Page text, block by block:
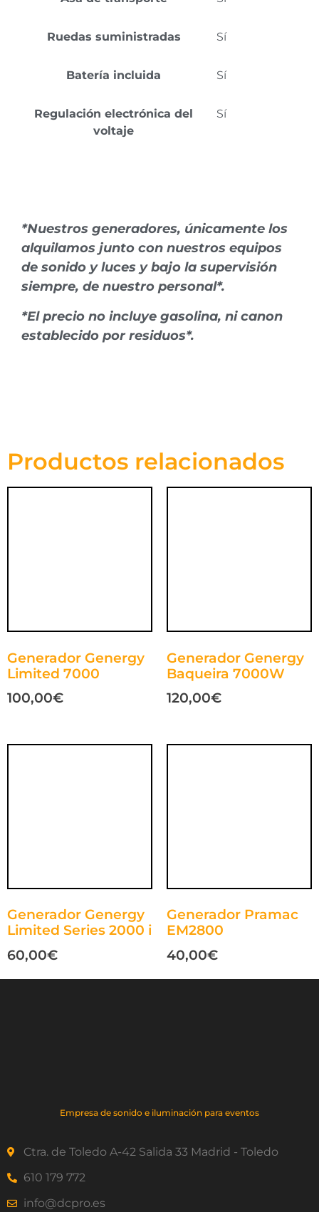
Ruedas suministradas Sí
Batería incluida Sí
Regulación electrónica del
voltaje
Sí
*Nuestros generadores, únicamente los
alquilamos junto con nuestros equipos
de sonido y luces y bajo la supervisión
siempre, de nuestro personal*.
*El precio no incluye gasolina, ni canon
establecido por residuos*.
Productos relacionados
Generador Genergy
Limited 7000
100,00€
Generador Genergy
Baqueira 7000W
120,00€
Generador Genergy
Limited Series 2000 i
60,00€
Generador Pramac
EM2800
40,00€
Empresa de sonido e iluminación para eventos
Ctra. de Toledo A-42 Salida 33 Madrid - Toledo
610 179 772
info@dcpro.es